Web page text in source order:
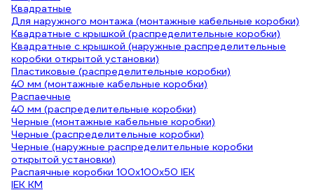
Квадратные
Для наружного монтажа (монтажные кабельные коробки)
Квадратные с крышкой (распределительные коробки)
Квадратные с крышкой (наружные распределительные
коробки открытой установки)
Пластиковые (распределительные коробки)
40 мм (монтажные кабельные коробки)
Распаечные
40 мм (распределительные коробки)
Черные (монтажные кабельные коробки)
Черные (распределительные коробки)
Черные (наружные распределительные коробки
открытой установки)
Распаячные коробки 100х100х50 IEK
IEK КМ